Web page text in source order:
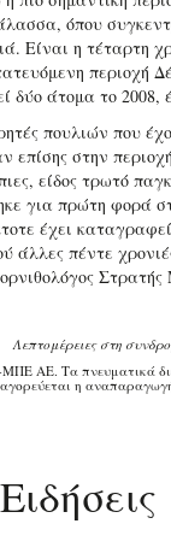
όπου
Είναι η τέταρτη
περιοχή
δύο άτομα το 2008,
πουλιών που
επίσης στην
είδος τρωτό
για πρώτη φορά
έχει
άλλες πέντε
Λεπτομέρειες στη
ΑΕ. Τα πνευματικά
η αναπαραγωγή